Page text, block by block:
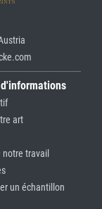
art
notre travail
un échantillon